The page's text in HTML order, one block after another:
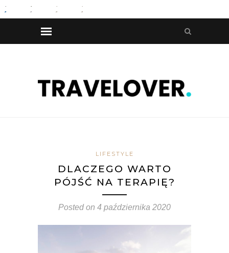
LIFESTYLE
DLACZEGO WARTO
PÓJŚĆ NA TERAPIĘ?
Posted on 4 października 2020